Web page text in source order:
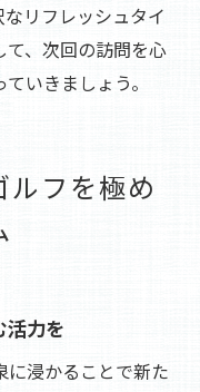
リフレッシュタイ
、次回の訪問を心
いきましょう。
フを極め
活力を
に浸かることで新た